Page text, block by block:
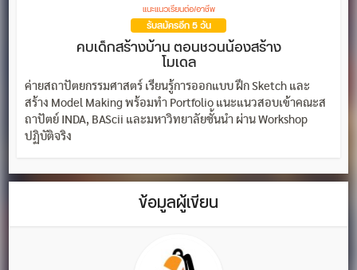
แนะแนวเรียนต่อ/อาชีพ
รับสมัครอีก 5 วัน
คบเด็กสร้างบ้าน ตอนชวนน้องสร้าง
โมเดล
ค่ายสถาปัตยกรรมศาสตร์ เรียนรู้การออกแบบ ฝึก Sketch และ
สร้าง Model Making พร้อมทำ Portfolio แนะแนวสอบเข้าคณะส
ถาปัตย์ INDA, BAScii และมหาวิทยาลัยชั้นนำ ผ่าน Workshop
ปฏิบัติจริง
ข้อมูลผู้เขียน